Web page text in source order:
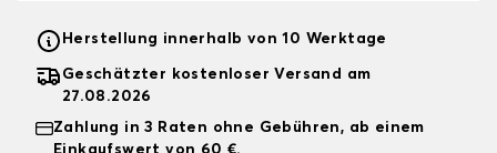
Herstellung innerhalb von 10 Werktage
Geschätzter kostenloser Versand am
27.08.2026
Zahlung in 3 Raten ohne Gebühren, ab einem